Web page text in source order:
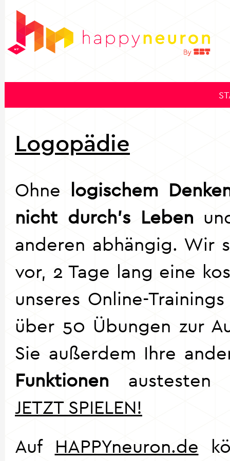
Logopädie
Ohne logischem
nicht durch's Leben
anderen abhängig. Wir
vor, 2 Tage lang eine
unseres Online-
über 50 Übungen zur
Sie außerdem Ihre
Funktionen austesten
JETZT SPIELEN!
Auf HAPPYneuron.de